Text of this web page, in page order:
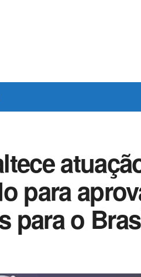
para
para o